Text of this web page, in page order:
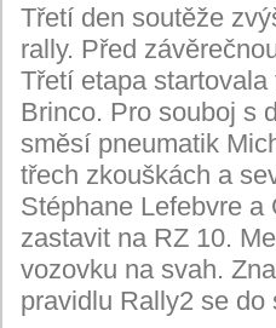
Třetí den soutěže
rally. Před
Třetí etapa
Brinco. Pro souboj s
směsí pneumatik
třech zkouškách a
Stéphane Lefebvre a
zastavit na RZ 10.
vozovku na svah.
pravidlu Rally2 se